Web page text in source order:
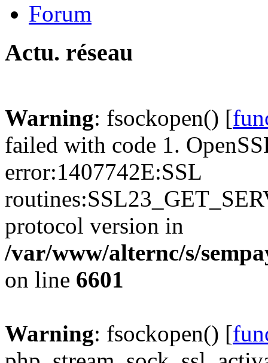
Forum
Actu. réseau
Warning: fsockopen() [
failed with code 1.
error:1407742E:SSL
protocol version in
/var/www/alternc/s/
on line 6601
Warning: fsockopen() [